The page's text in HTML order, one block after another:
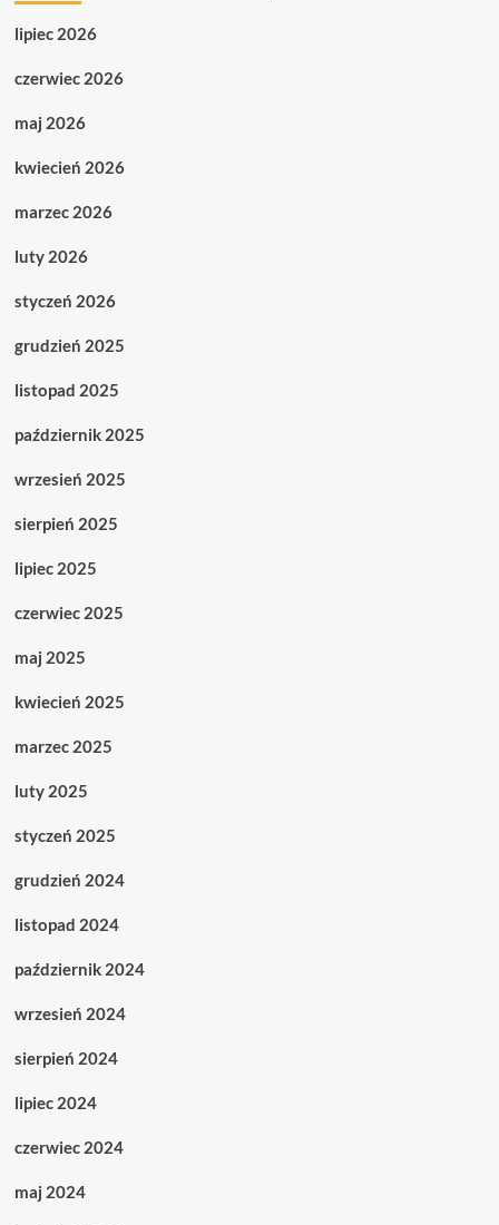
lipiec 2026
czerwiec 2026
maj 2026
kwiecień 2026
marzec 2026
luty 2026
styczeń 2026
grudzień 2025
listopad 2025
październik 2025
wrzesień 2025
sierpień 2025
lipiec 2025
czerwiec 2025
maj 2025
kwiecień 2025
marzec 2025
luty 2025
styczeń 2025
grudzień 2024
listopad 2024
październik 2024
wrzesień 2024
sierpień 2024
lipiec 2024
czerwiec 2024
maj 2024